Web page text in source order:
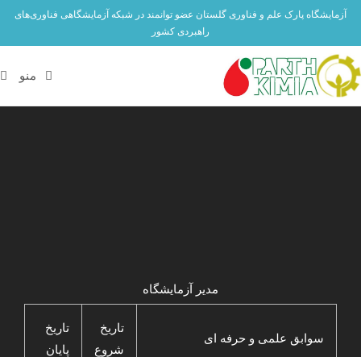
آزمایشگاه پارک علم و فناوری گلستان عضو توانمند در شبکه آزمایشگاهی فناوری‌های
راهبردی کشور
منو
مدیر آزمایشگاه
سوابق علمی و حرفه ای
تاریخ
شروع
تاریخ
پایان